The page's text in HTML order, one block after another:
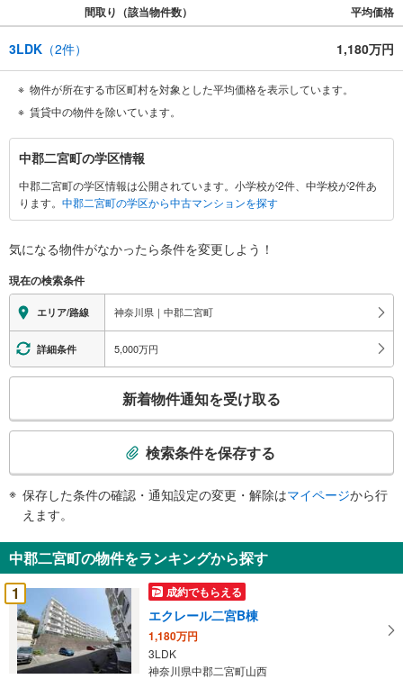
間取り（該当物件数） 平均価格
3LDK （2件） 1,180万円
物件が所在する市区町村を対象とした平均価格を表示しています。
賃貸中の物件を除いています。
中
郡
二
宮
に
す
る
情
報
中郡二宮町の学区情報
中郡二宮町の学区情報は公開されています。小学校が2件、中学校が2件あ
ります。 中郡二宮町の学区から中古マンションを探す
気になる物件がなかったら条件を変更しよう！
現在の検索条件
エリア/路線 神奈川県｜中郡二宮町
詳細条件 5,000万円
検
知
を
受
け
取
る
・
新着物件通知を受け取る
検索条件を保存する
保存した条件の確認・通知設定の変更・解除はマイページから行
えます。
中郡二宮町の物件をランキングから探す
1
成約でもらえる
エクレール二宮B棟
1,180万円
3LDK
神奈川県中郡二宮町山西